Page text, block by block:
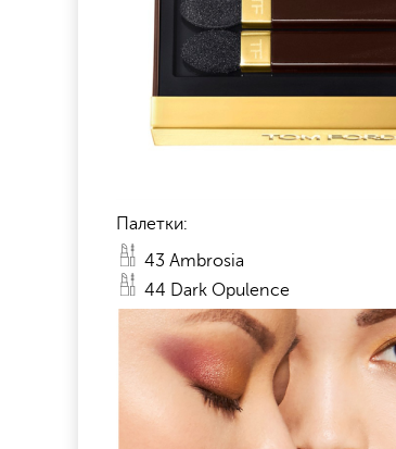
Палетки:
43 Ambrosia
44 Dark Opulence